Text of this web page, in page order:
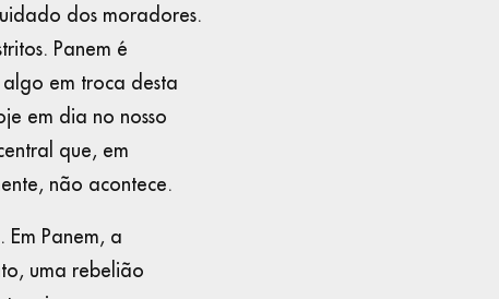
dos moradores.
Panem é
em troca desta
em dia no nosso
que, em
não acontece.
Em Panem, a
uma rebelião